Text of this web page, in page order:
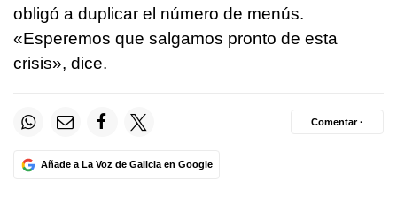
obligó a duplicar el número de menús.
«Esperemos que salgamos pronto de esta
crisis», dice.
Añade a La Voz de Galicia en Google
Comentar ·